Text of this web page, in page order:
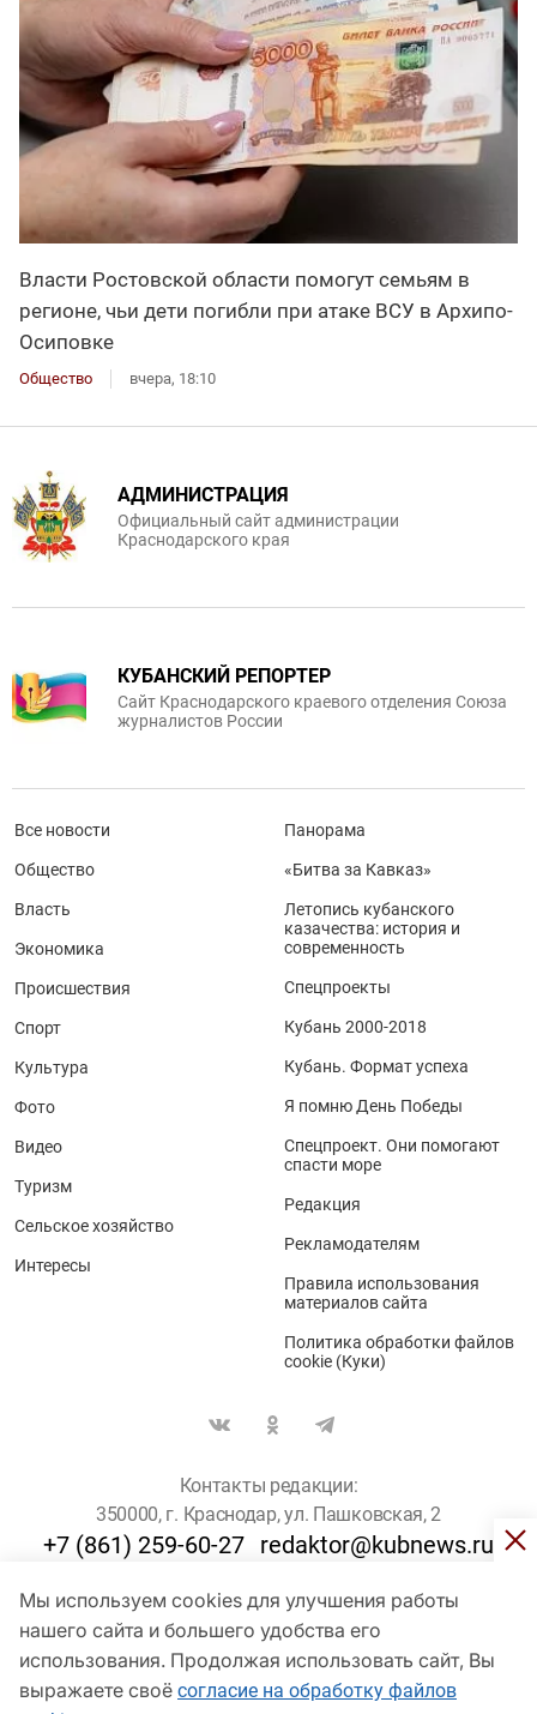
Власти Ростовской области помогут семьям в
регионе, чьи дети погибли при атаке ВСУ в Архипо-
Осиповке
Общество вчера, 18:10
Мы используем cookies для улучшения работы
нашего сайта и большего удобства его
использования. Продолжая использовать сайт, Вы
выражаете своё согласие на обработку файлов
АДМИНИСТРАЦИЯ
Официальный сайт администрации
Краснодарского края
КУБАНСКИЙ РЕПОРТЕР
Сайт Краснодарского краевого отделения Союза
журналистов России
Все новости
Общество
Власть
Экономика
Происшествия
Спорт
Культура
Фото
Видео
Туризм
Сельское хозяйство
Интересы
Панорама
«Битва за Кавказ»
Летопись кубанского
казачества: история и
современность
Спецпроекты
Кубань 2000-2018
Кубань. Формат успеха
Я помню День Победы
Спецпроект. Они помогают
спасти море
Редакция
Рекламодателям
Правила использования
материалов сайта
Политика обработки файлов
cookie (Куки)
Контакты редакции:
350000, г. Краснодар, ул. Пашковская, 2
+7 (861) 259-60-27 redaktor@kubnews.ru
Для пользователей старше 16 лет
© Кубанские Новости, 2017
Сетевое издание «kubnews» зарегистрировано Федеральной
службой по надзору в сфере связи, информационных технологий